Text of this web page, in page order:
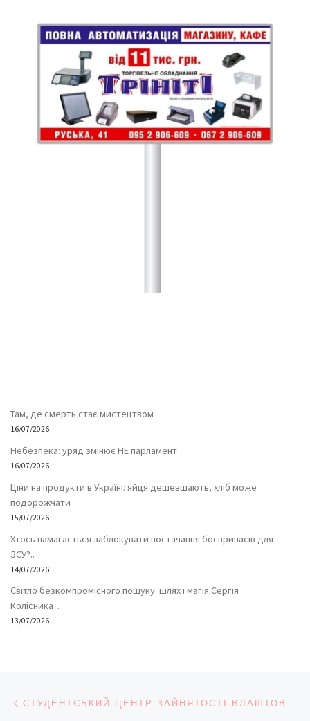
Там, де смерть стає мистецтвом
16/07/2026
Небезпека: уряд змінює НЕ парламент
16/07/2026
Ціни на продукти в Україні: яйця дешевшають, хліб може
подорожчати
15/07/2026
Хтось намагається заблокувати постачання боєприпасів для
ЗСУ?..
14/07/2026
Світло безкомпромісного пошуку: шлях і магія Сергія
Колісника…
13/07/2026
Навігація записів